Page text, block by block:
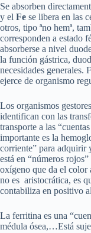
Se absorben
y el Fe se libera en las
otros, tipo ªno hemª,
corresponden a estado
absorberse a nivel
la función gástrica,
necesidades generales.
ejerce de organismo
Los organismos
identifican con las
transporte a las
importante es la
corriente” para adquirir
está en “números
oxígeno que da el color
no es aristocrática, es
contabiliza en positivo
La ferritina es una
médula ósea,…Está